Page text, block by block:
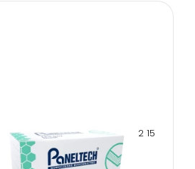
PANELTECH POLYSTYRENE EPS 042 15
CM FACADE